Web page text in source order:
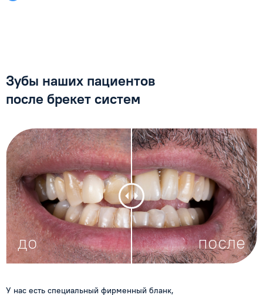
Зубы наших пациентов
после брекет систем
У нас есть специальный фирменный бланк,